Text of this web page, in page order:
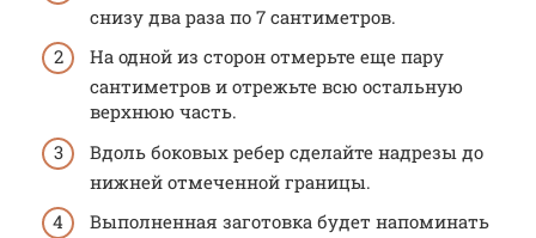
снизу два раза по 7 сантиметров.
На одной из сторон отмерьте еще пару
сантиметров и отрежьте всю остальную
верхнюю часть.
Вдоль боковых ребер сделайте надрезы до
нижней отмеченной границы.
Выполненная заготовка будет напоминать